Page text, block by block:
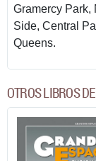
Gramercy Park,
Side, Central
Queens.
OTROS LIBROS